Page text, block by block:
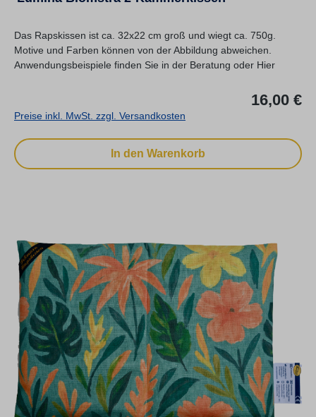
Das Rapskissen ist ca. 32x22 cm groß und wiegt ca. 750g.
Motive und Farben können von der Abbildung abweichen.
Anwendungsbeispiele finden Sie in der Beratung oder Hier
16,00 €
Preise inkl. MwSt. zzgl. Versandkosten
In den Warenkorb